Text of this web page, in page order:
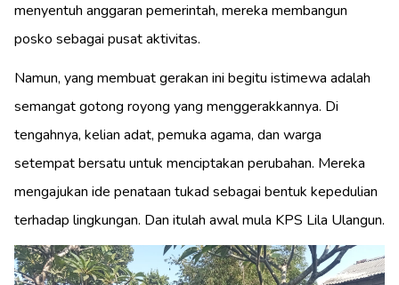
menyentuh anggaran pemerintah, mereka membangun
posko sebagai pusat aktivitas.
Namun, yang membuat gerakan ini begitu istimewa adalah
semangat gotong royong yang menggerakkannya. Di
tengahnya, kelian adat, pemuka agama, dan warga
setempat bersatu untuk menciptakan perubahan. Mereka
mengajukan ide penataan tukad sebagai bentuk kepedulian
terhadap lingkungan. Dan itulah awal mula KPS Lila Ulangun.